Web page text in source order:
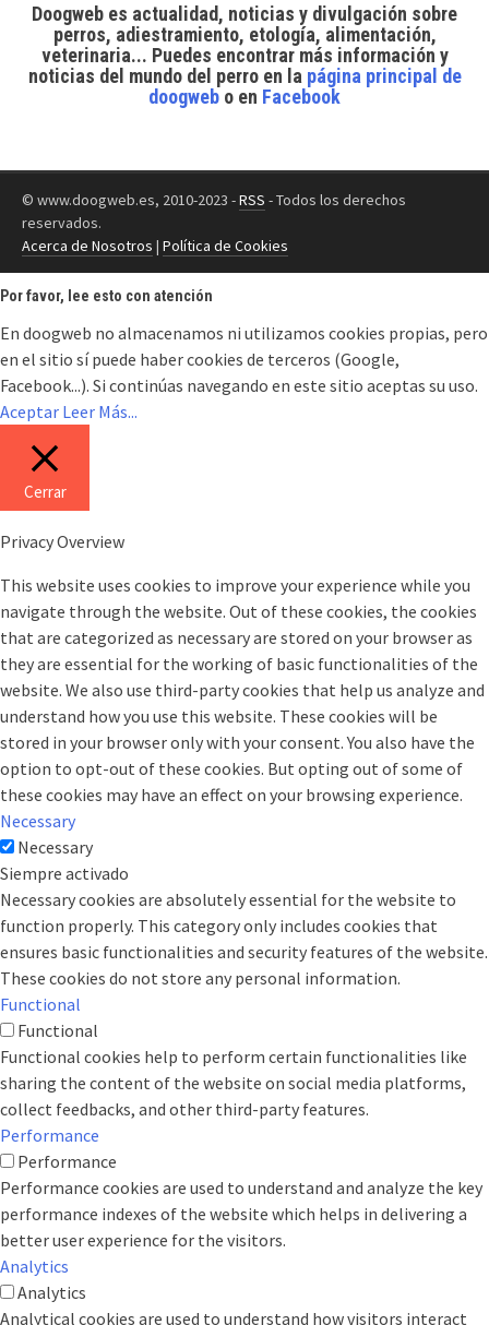
Doogweb es actualidad, noticias y divulgación sobre
perros, adiestramiento, etología, alimentación,
veterinaria... Puedes encontrar más información y
noticias del mundo del perroen la página principal de
doogweb o en Facebook
© www.doogweb.es, 2010-2023 -RSS - Todos los derechos
reservados.
Acerca de Nosotros | Política de Cookies
Por favor, lee esto con atención
En doogweb no almacenamos ni utilizamos cookies propias, pero
en el sitio sí puede haber cookies de terceros (Google,
Facebook...). Si continúas navegando en este sitio aceptas su uso.
Aceptar Leer Más...
Cerrar
Privacy Overview
This website uses cookies to improve your experience while you
navigate through the website. Out of these cookies, the cookies
that are categorized as necessary are stored on your browser as
they are essential for the working of basic functionalities of the
website. We also use third-party cookies that help us analyze and
understand how you use this website. These cookies will be
stored in your browser only with your consent. You also have the
option to opt-out of these cookies. But opting out of some of
these cookies may have an effect on your browsing experience.
Necessary
Necessary
Siempre activado
Necessary cookies are absolutely essential for the website to
function properly. This category only includes cookies that
ensures basic functionalities and security features of the website.
These cookies do not store any personal information.
Functional
Functional
Functional cookies help to perform certain functionalities like
sharing the content of the website on social media platforms,
collect feedbacks, and other third-party features.
Performance
Performance
Performance cookies are used to understand and analyze the key
performance indexes of the website which helps in delivering a
better user experience for the visitors.
Analytics
Analytics
Analytical cookies are used to understand how visitors interact